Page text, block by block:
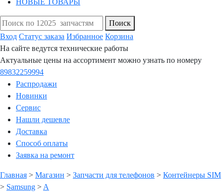
НОВЫЕ ТОВАРЫ
Поиск
Вход Статус заказа Избранное Корзина
На сайте ведутся технические работы
Актуальные цены на ассортимент можно узнать по номеру
89832259994
Распродажи
Новинки
Сервис
Нашли дешевле
Доставка
Способ оплаты
Заявка на ремонт
Главная > Магазин > Запчасти для телефонов > Контейнеры SIM
> Samsung > A